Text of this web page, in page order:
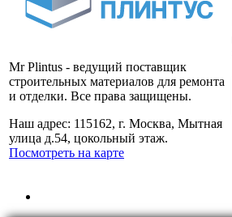
Mr Plintus - ведущий поставщик
строительных материалов для ремонта
и отделки. Все права защищены.
Наш адрес: 115162, г. Москва, Мытная
улица д.54, цокольный этаж.
Посмотреть на карте